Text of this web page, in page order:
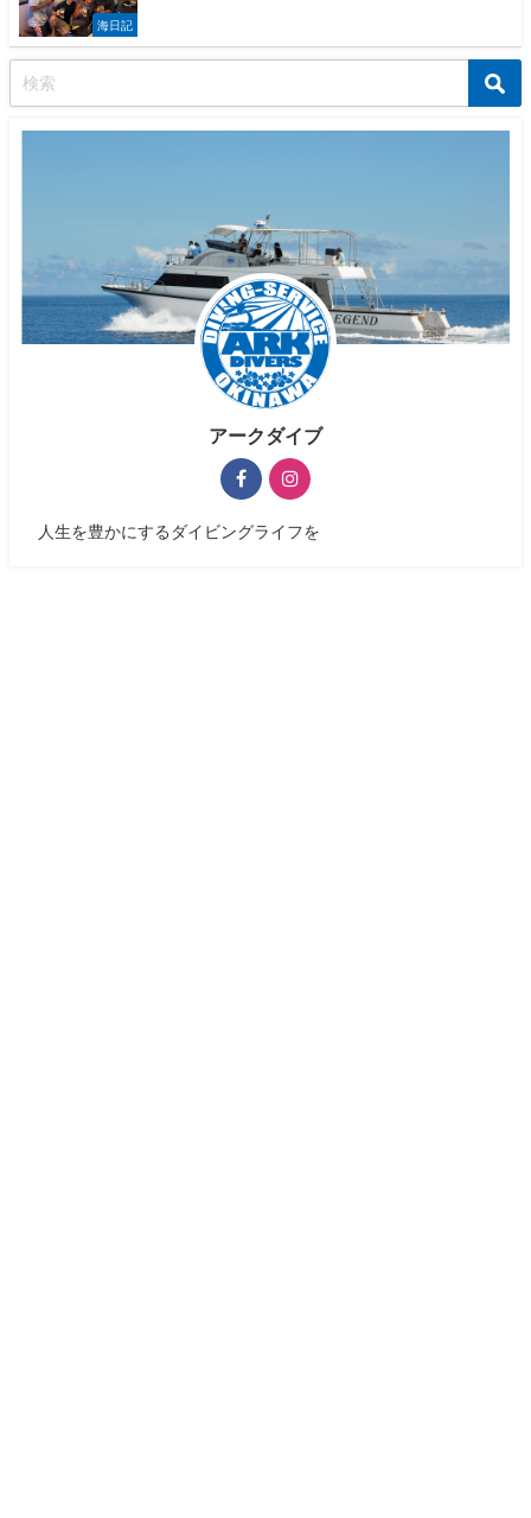
海日記
アークダイブ
人生を豊かにするダイビングライフを